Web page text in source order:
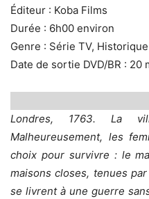
Éditeur : Koba Films
Durée : 6h00 environ
Genre : Série TV, Historique
Date de sortie DVD/BR : 20
Londres, 1763. La
Malheureusement, les
choix pour survivre : le
maisons closes, tenues
se livrent à une guerre